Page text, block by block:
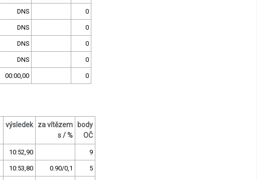
DNS 0
DNS 0
DNS 0
DNS 0
00:00,00 0
výsledek
za vítězem
s / %
body
OČ
10:52,90 9
10:53,80 0.90/0,1 5